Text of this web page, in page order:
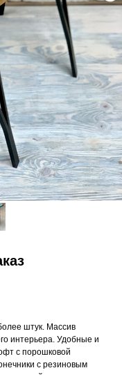
штук. Массив
интерьера. Удобные и
с порошковой
с резиновым